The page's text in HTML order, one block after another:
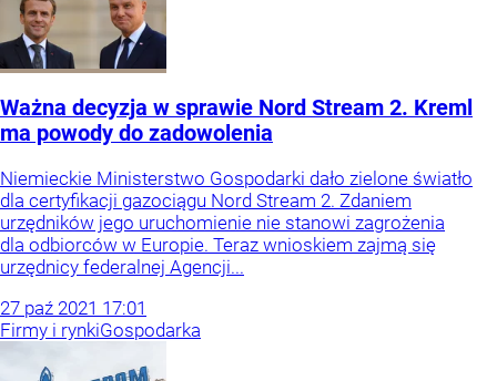
Ważna decyzja w sprawie Nord Stream 2. Kreml
ma powody do zadowolenia
Niemieckie Ministerstwo Gospodarki dało zielone światło
dla certyfikacji gazociągu Nord Stream 2. Zdaniem
urzędników jego uruchomienie nie stanowi zagrożenia
dla odbiorców w Europie. Teraz wnioskiem zajmą się
urzędnicy federalnej Agencji...
27 paź 2021 17:01
Firmy i rynkiGospodarka